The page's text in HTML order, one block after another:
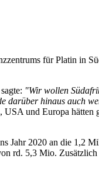
für Platin in
"Wir wollen
darüber hinaus auch
und Europa
Jahr 2020 an die
rd. 5,3 Mio.